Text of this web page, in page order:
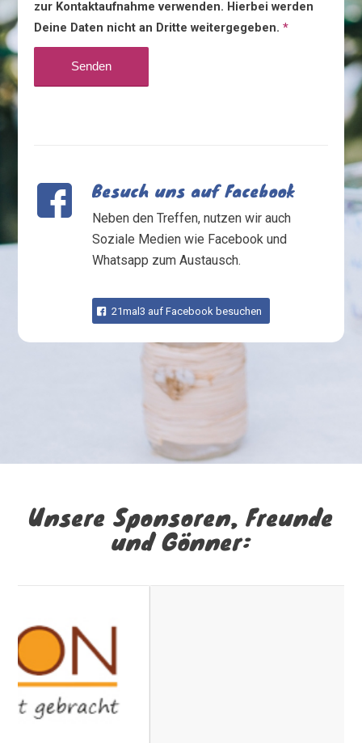
zur Kontaktaufnahme verwenden. Hierbei werden
Deine Daten nicht an Dritte weitergegeben.*
Besuch uns auf Facebook
Neben den Treffen, nutzen wir auch
Soziale Medien wie Facebook und
Whatsapp zum Austausch.
21mal3 auf Facebook besuchen
Unsere Sponsoren, Freunde
und Gönner: